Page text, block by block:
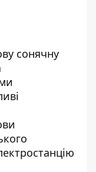
сонячну